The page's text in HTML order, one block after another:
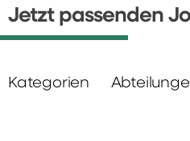
Jetzt passenden
Kategorien